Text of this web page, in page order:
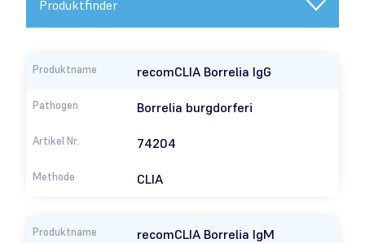
Produktfinder
recomCLIA Borrelia IgG
Borrelia burgdorferi
CLIA
74204
recomCLIA Borrelia IgM